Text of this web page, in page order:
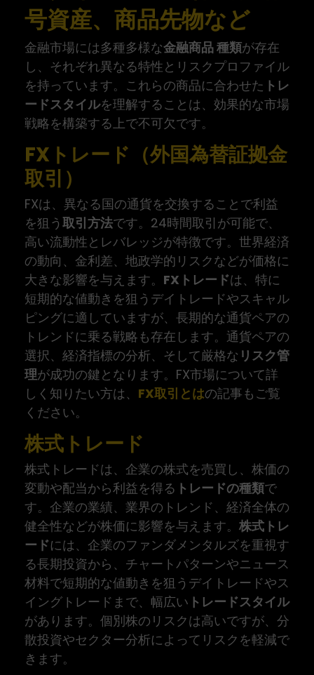
号資産、商品先物など
金融市場には多種多様な金融商品 種類が存在
し、それぞれ異なる特性とリスクプロファイル
を持っています。これらの商品に合わせた トレ
ードスタイルを理解することは、効果的な市場
戦略を構築する上で不可欠です。
FXトレード（外国為替証拠金
取引）
FXは、異なる国の通貨を交換することで利益
を狙う 取引方法です。24時間取引が可能で、
高い流動性とレバレッジが特徴です。世界経済
の動向、金利差、地政学的リスクなどが価格に
大きな影響を与えます。 FXトレードは、特に
短期的な値動きを狙うデイトレードやスキャル
ピングに適していますが、長期的な通貨ペアの
トレンドに乗る戦略も存在します。通貨ペアの
選択、経済指標の分析、そして厳格な リスク管
理が成功の鍵となります。FX市場について詳
しく知りたい方は、 FX取引とはの記事もご覧
ください。
株式トレード
株式トレードは、企業の株式を売買し、株価の
変動や配当から利益を得る トレードの種類で
す。企業の業績、業界のトレンド、経済全体の
健全性などが株価に影響を与えます。 株式トレ
ードには、企業のファンダメンタルズを重視す
る長期投資から、チャートパターンやニュース
材料で短期的な値動きを狙うデイトレードやス
イングトレードまで、幅広い トレードスタイル
があります。個別株のリスクは高いですが、分
散投資やセクター分析によってリスクを軽減で
きます。